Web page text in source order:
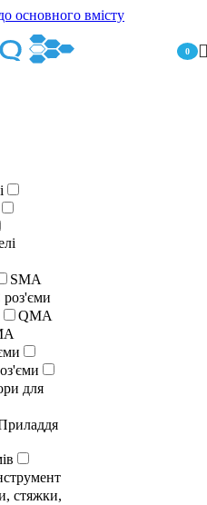
основного вмісту
0
SMA
QMA
для
стяжки,